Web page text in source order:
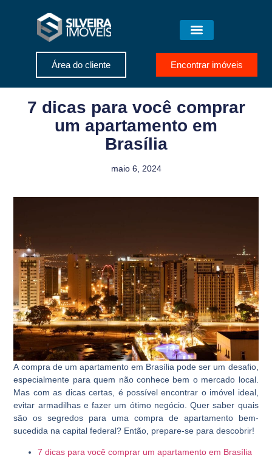
Área do cliente Encontrar imóveis
7 dicas para você comprar
um apartamento em
Brasília
maio 6, 2024
A compra de um apartamento em Brasília pode ser um desafio,
especialmente para quem não conhece bem o mercado local.
Mas com as dicas certas, é possível encontrar o imóvel ideal,
evitar armadilhas e fazer um ótimo negócio. Quer saber quais
são os segredos para uma compra de apartamento bem-
sucedida na capital federal? Então, prepare-se para descobrir!
7 dicas para você comprar um apartamento em Brasília